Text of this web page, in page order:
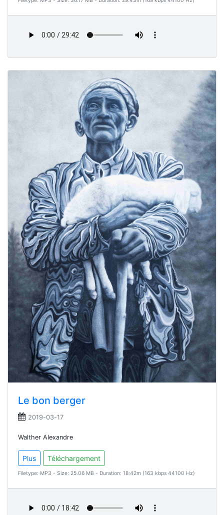
Le bon berger
2019-03-17
Walther Alexandre
Plus Téléchargement
Filetype: MP3 - Size: 25.06 MB - Duration: 18:42m (163 kbps 44100 Hz)